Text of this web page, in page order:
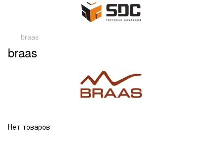
braas
braas
Нет товаров